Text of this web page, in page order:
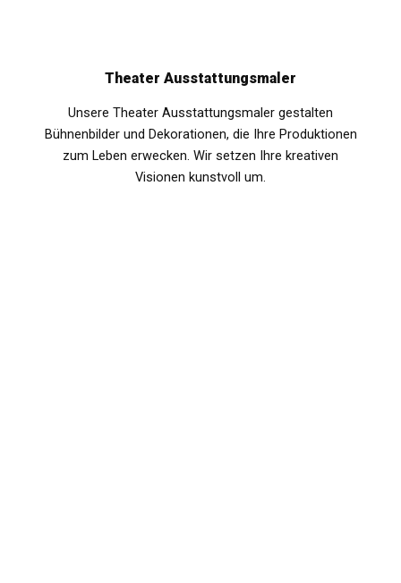
Theater Ausstattungsmaler
Unsere Theater Ausstattungsmaler gestalten
Bühnenbilder und Dekorationen, die Ihre Produktionen
zum Leben erwecken. Wir setzen Ihre kreativen
Visionen kunstvoll um.